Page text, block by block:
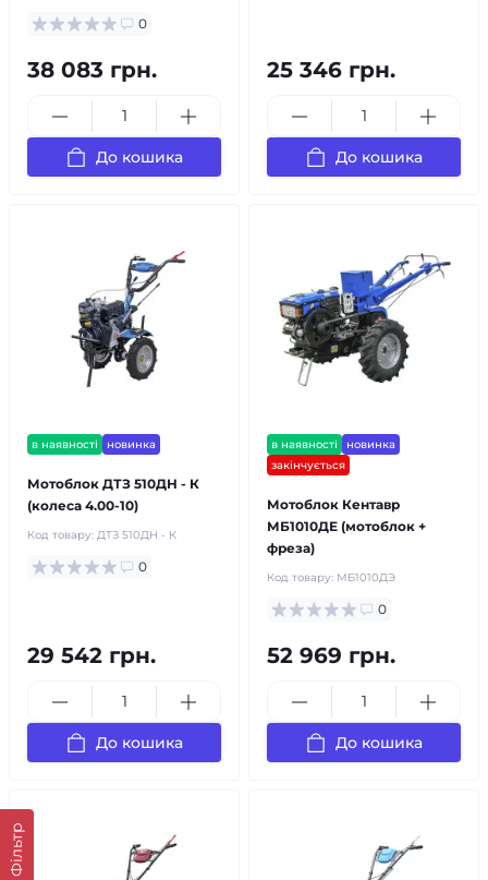
Фільтр
0
38 083 грн.
До кошика
25 346 грн.
До кошика
в наявності новинка
Мотоблок ДТЗ 510ДН - К
(колеса 4.00-10)
Код товару: ДТЗ 510ДН - К
0
29 542 грн.
До кошика
в наявності
новинка
закінчується
Мотоблок Кентавр
МБ1010ДЕ (мотоблок +
фреза)
Код товару: МБ1010ДЭ
0
52 969 грн.
До кошика